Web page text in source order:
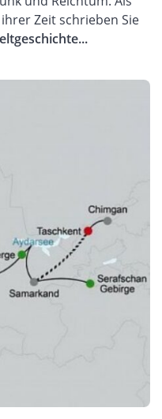
Zeit schrieben Sie